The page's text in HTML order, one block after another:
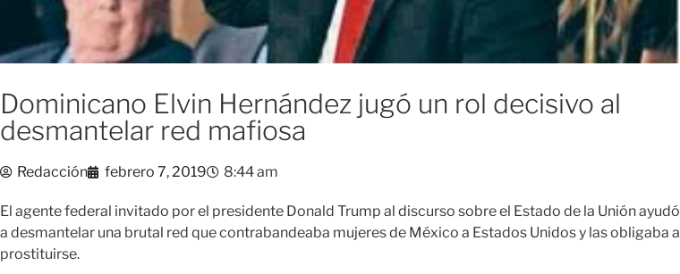
Dominicano Elvin Hernández jugó un rol decisivo al
desmantelar red mafiosa
Redacción febrero 7, 2019 8:44 am
El agente federal invitado por el presidente Donald Trump al discurso sobre el Estado de la Unión ayudó
a desmantelar una brutal red que contrabandeaba mujeres de México a Estados Unidos y las obligaba a
prostituirse.